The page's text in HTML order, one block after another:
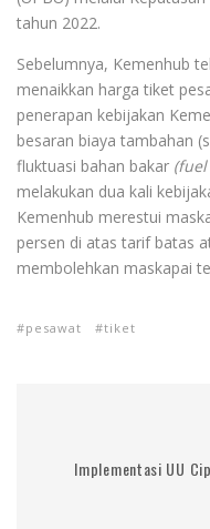
tahun 2022.
Sebelumnya, Kemenhub
menaikkan harga tiket
penerapan kebijakan
besaran biaya tambahan
fluktuasi bahan bakar
melakukan dua kali
Kemenhub merestui
persen di atas tarif batas
membolehkan maskapai
pesawat tiket
Implementasi UU